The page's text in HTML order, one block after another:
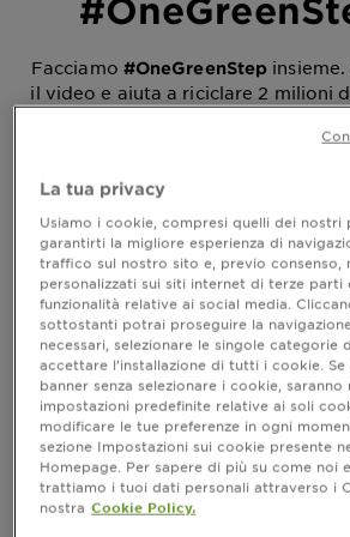
Facciamo #OneGreenStep
il video e aiuta a riciclare 2 milioni
Home #Onegreenstep
Facciamo un altro
insieme
Per il secondo anno consecutivo,
commissionato una ricerca per
#OneGreenStepreport, scoprendo
geografiche e generazionali nei
sostenibili. Questo report prende in
La tua privacy
Usiamo i cookie, compresi quelli dei nostri
garantirti la migliore esperienza di
traffico sul nostro sito e, previo consenso,
personalizzati sui siti internet di terze parti
funzionalità relative ai social media.
sottostanti potrai proseguire la
necessari, selezionare le singole categorie
accettare l’installazione di tutti i cookie.
banner senza selezionare i cookie, saranno
impostazioni predefinite relative ai soli
modificare le tue preferenze in ogni
sezione Impostazioni sui cookie presente
Homepage. Per sapere di più su come noi
trattiamo i tuoi dati personali attraverso i
nostra Cookie Policy.